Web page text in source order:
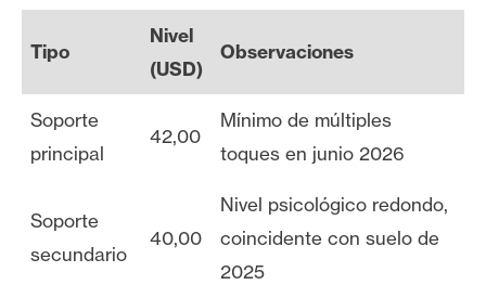
Tipo
Nivel
(USD)
Observaciones
Soporte
principal
42,00
Mínimo de múltiples
toques en junio 2026
Soporte
secundario
40,00
Nivel psicológico redondo,
coincidente con suelo de
2025